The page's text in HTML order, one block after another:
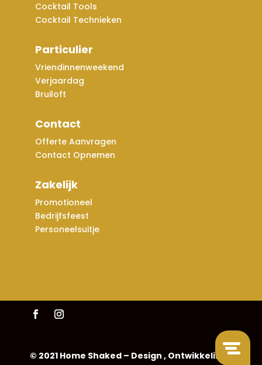
Cocktail Tools
Cocktail Technieken
Particulier
Vriendinnenweekend
Verjaardag
Bruiloft
Contact
Offerte Aanvragen
Contact Opnemen
Zakelijk
Promotioneel
Bedrijfsfeest
Personeelsuitje
© 2021 Home Shaked – Design , Ontwikkeling &